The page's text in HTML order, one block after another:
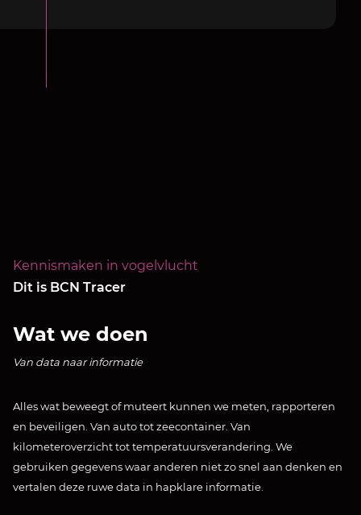
Kennismaken in vogelvlucht
Dit is BCN Tracer
Wat we doen
Van data naar informatie
Alles wat beweegt of muteert kunnen we meten, rapporteren
en beveiligen. Van auto tot zeecontainer. Van
kilometeroverzicht tot temperatuursverandering. We
gebruiken gegevens waar anderen niet zo snel aan denken en
vertalen deze ruwe data in hapklare informatie.